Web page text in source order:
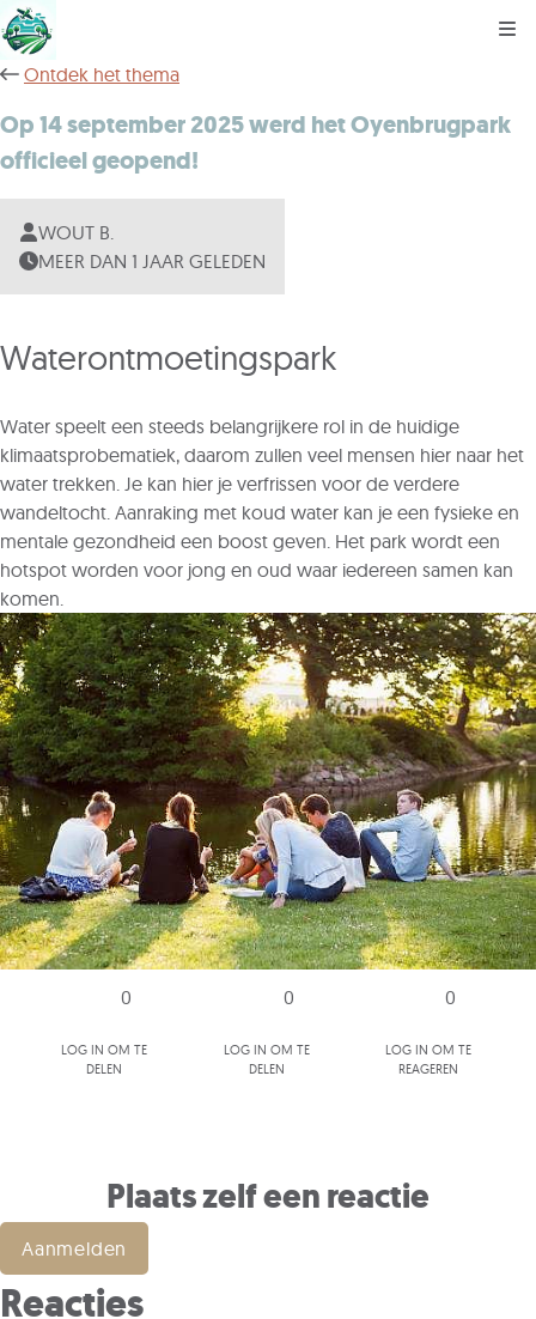
Ontdek het thema
Op 14 september 2025 werd het Oyenbrugpark
officieel geopend!
WOUT B.
MEER DAN 1 JAAR GELEDEN
Waterontmoetingspark
Water speelt een steeds belangrijkere rol in de huidige
klimaatsprobematiek, daarom zullen veel mensen hier naar het
water trekken. Je kan hier je verfrissen voor de verdere
wandeltocht. Aanraking met koud water kan je een fysieke en
mentale gezondheid een boost geven. Het park wordt een
hotspot worden voor jong en oud waar iedereen samen kan
komen.
0
Log in om te
delen
0
Log in om te
delen
0
Log in om te
reageren
Plaats zelf een reactie
Aanmelden
Reacties